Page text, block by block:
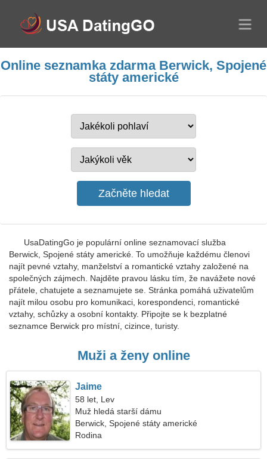
Online seznamka zdarma Berwick, Spojené
státy americké
UsaDatingGo je populární online seznamovací služba
Berwick, Spojené státy americké. To umožňuje každému členovi
najít pevné vztahy, manželství a romantické vztahy založené na
společných zájmech. Najděte pravou lásku tím, že navážete nové
přátele, chatujete a seznamujete se. Stránka pomáhá uživatelům
najít milou osobu pro komunikaci, korespondenci, romantické
vztahy, schůzky a osobní kontakty. Připojte se k bezplatné
seznamce Berwick pro místní, cizince, turisty.
Muži a ženy online
Jaime
58 let, Lev
Muž hledá starší dámu
Berwick, Spojené státy americké
Rodina